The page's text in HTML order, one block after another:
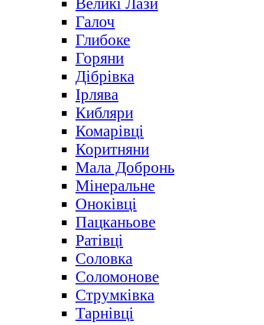
Великі Лази
Галоч
Глибоке
Горяни
Дібрівка
Ірлява
Кибляри
Комарівці
Коритняни
Мала Добронь
Мінеральне
Оноківці
Пацканьове
Ратівці
Соловка
Соломонове
Струмківка
Тарнівці